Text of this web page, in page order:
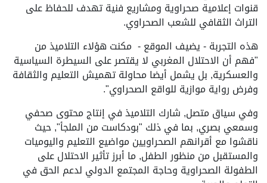
قنوات إعلامية صحراوية ومشاريع فنية تهدف للحفاظ على
التراث الثقافي للشعب الصحراوي.
هذه التجربة - يضيف الموقع - مكنت هؤلاء التلاميذ من
"فهم أن الاحتلال المغربي لا يقتصر على السيطرة السياسية
والعسكرية, بل يشمل أيضا محاولة تهميش التعليم والثقافة
وفرض رواية موازية للواقع الصحراوي".
وفي سياق متصل, شارك التلاميذ في إنتاج محتوى صحفي
وسمعي بصري, بما في ذلك "بودكاست من الملجأ", حيث
ناقشوا مع أقرانهم الصحراويين مواضيع التعليم واليوميات
والمستقبل من منظور الطفل, ما أبرز تأثير الاحتلال على
الطفولة الصحراوية وحاجة المجتمع الدولي لدعم الحق في